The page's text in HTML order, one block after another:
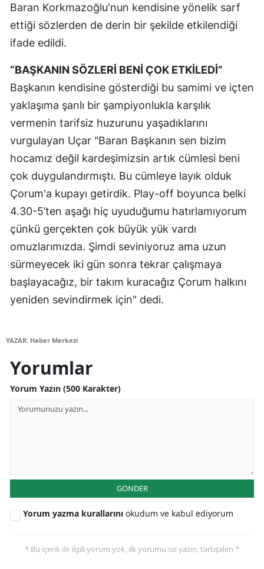
Ardahan
Yalova
Karabük
Kilis
Osmaniye
Düzce
Baran Korkmazoğlu'nun kendisine yönelik sarf
ettiği sözlerden de derin bir şekilde etkilendiği
ifade edildi.
“BAŞKANIN SÖZLERİ BENİ ÇOK ETKİLEDİ”
Başkanın kendisine gösterdiği bu samimi ve içten
yaklaşıma şanlı bir şampiyonlukla karşılık
vermenin tarifsiz huzurunu yaşadıklarını
vurgulayan Uçar "Baran Başkanın sen bizim
hocamız değil kardeşimizsin artık cümlesi beni
çok duygulandırmıştı. Bu cümleye layık olduk
Çorum'a kupayı getirdik. Play-off boyunca belki
4.30-5’ten aşağı hiç uyuduğumu hatırlamıyorum
çünkü gerçekten çok büyük yük vardı
omuzlarımızda. Şimdi seviniyoruz ama uzun
sürmeyecek iki gün sonra tekrar çalışmaya
başlayacağız, bir takım kuracağız Çorum halkını
yeniden sevindirmek için" dedi.
YAZAR: Haber Merkezi
Yorumlar
Yorum Yazın (500 Karakter)
GÖNDER
Yorum yazma kurallarını okudum ve kabul ediyorum
* Bu içerik ile ilgili yorum yok, ilk yorumu siz yazın, tartışalım *